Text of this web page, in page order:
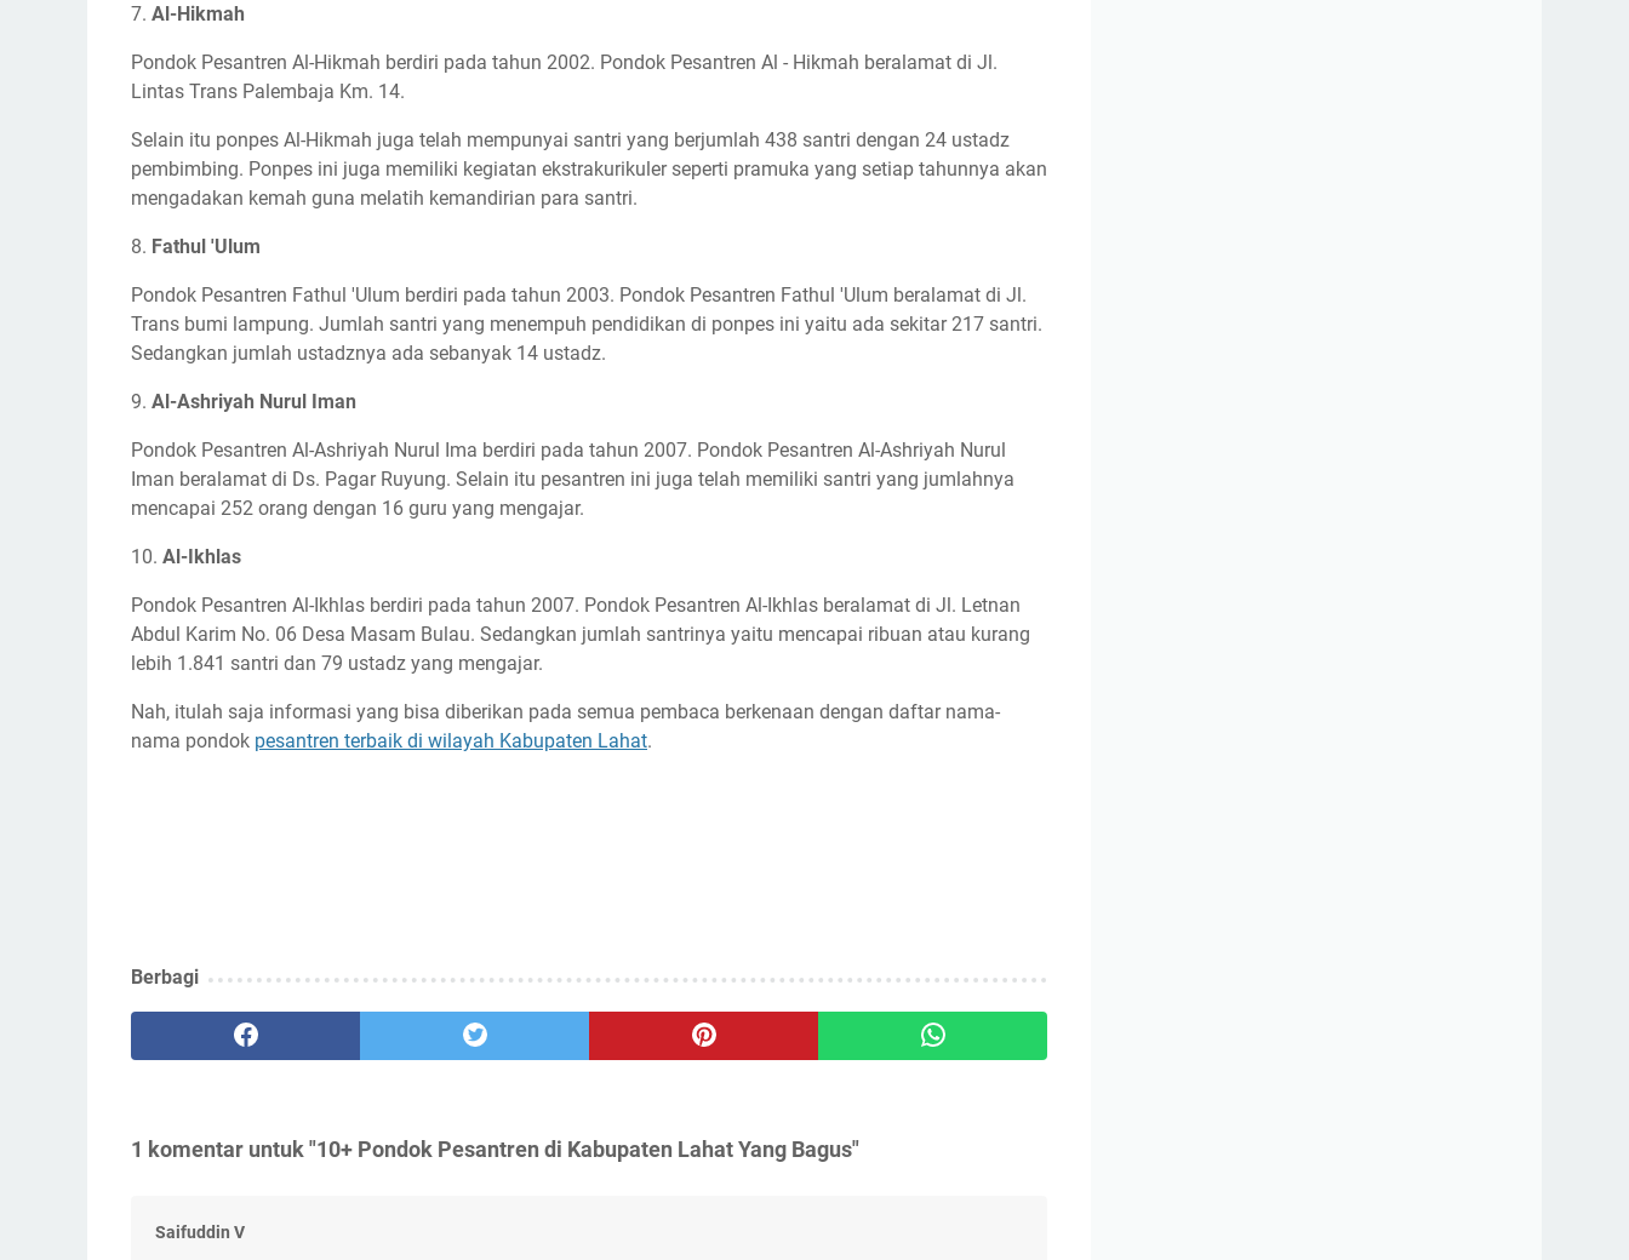
7. Al-Hikmah
Pondok Pesantren Al-Hikmah berdiri pada tahun 2002. Pondok Pesantren Al - Hikmah beralamat di Jl.
Lintas Trans Palembaja Km. 14.
Selain itu ponpes Al-Hikmah juga telah mempunyai santri yang berjumlah 438 santri dengan 24 ustadz
pembimbing. Ponpes ini juga memiliki kegiatan ekstrakurikuler seperti pramuka yang setiap tahunnya akan
mengadakan kemah guna melatih kemandirian para santri.
8. Fathul 'Ulum
Pondok Pesantren Fathul 'Ulum berdiri pada tahun 2003. Pondok Pesantren Fathul 'Ulum beralamat di Jl.
Trans bumi lampung. Jumlah santri yang menempuh pendidikan di ponpes ini yaitu ada sekitar 217 santri.
Sedangkan jumlah ustadznya ada sebanyak 14 ustadz.
9. Al-Ashriyah Nurul Iman
Pondok Pesantren Al-Ashriyah Nurul Ima berdiri pada tahun 2007. Pondok Pesantren Al-Ashriyah Nurul
Iman beralamat di Ds. Pagar Ruyung. Selain itu pesantren ini juga telah memiliki santri yang jumlahnya
mencapai 252 orang dengan 16 guru yang mengajar.
10. Al-Ikhlas
Pondok Pesantren Al-Ikhlas berdiri pada tahun 2007. Pondok Pesantren Al-Ikhlas beralamat di Jl. Letnan
Abdul Karim No. 06 Desa Masam Bulau. Sedangkan jumlah santrinya yaitu mencapai ribuan atau kurang
lebih 1.841 santri dan 79 ustadz yang mengajar.
Nah, itulah saja informasi yang bisa diberikan pada semua pembaca berkenaan dengan daftar nama-
nama pondok pesantren terbaik di wilayah Kabupaten Lahat.
Berbagi
1 komentar untuk "10+ Pondok Pesantren di Kabupaten Lahat Yang Bagus"
Saifuddin V